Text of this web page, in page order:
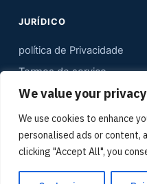
We value your privacy
We use cookies to enhance
personalised ads or content,
clicking "Accept All", you
JURÍDICO
política de Privacidade
Termos de serviço
Contato
Mapa do site
Kit de mídia